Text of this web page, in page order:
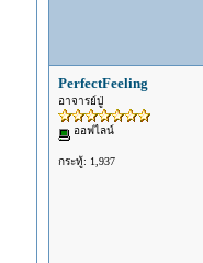
PerfectFeeling
อาจารย์ปู่
ออฟไลน์
กระทู้: 1,937